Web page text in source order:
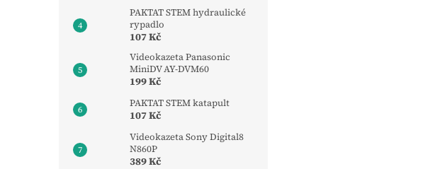
PAKTAT STEM hydraulické
rypadlo
107 Kč
Videokazeta Panasonic
MiniDV AY-DVM60
199 Kč
PAKTAT STEM katapult
107 Kč
Videokazeta Sony Digital8
N860P
389 Kč